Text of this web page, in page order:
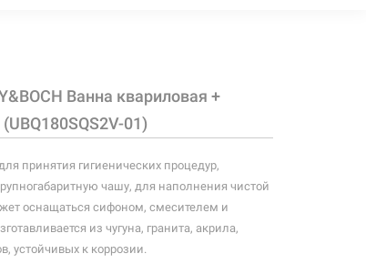
Ванна квариловая +
01)
принятия гигиенических процедур,
чашу, для наполнения чистой
оснащаться сифоном, смесителем и
из чугуна, гранита, акрила,
устойчивых к коррозии.